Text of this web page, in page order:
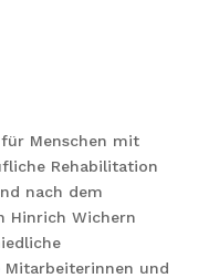
Menschen mit
Rehabilitation
nach dem
Hinrich Wichern
Mitarbeiterinnen und